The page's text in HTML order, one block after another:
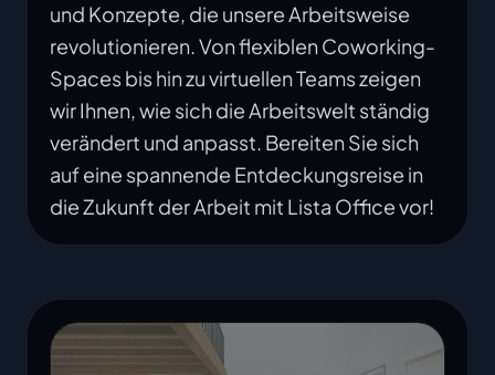
und Konzepte, die unsere Arbeitsweise
revolutionieren. Von flexiblen Coworking-
Spaces bis hin zu virtuellen Teams zeigen
wir Ihnen, wie sich die Arbeitswelt ständig
verändert und anpasst. Bereiten Sie sich
auf eine spannende Entdeckungsreise in
die Zukunft der Arbeit mit Lista Office vor!